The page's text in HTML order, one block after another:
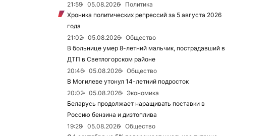
21:59
05.08.2026
Политика
Хроника политических репрессий за 5 августа 2026
года
21:02
05.08.2026
Общество
В больнице умер 8-летний мальчик, пострадавший в
ДТП в Светлогорском районе
20:46
05.08.2026
Общество
В Могилеве утонул 14-летний подросток
20:02
05.08.2026
Экономика
Беларусь продолжает наращивать поставки в
Россию бензина и дизтоплива
19:29
05.08.2026
Общество